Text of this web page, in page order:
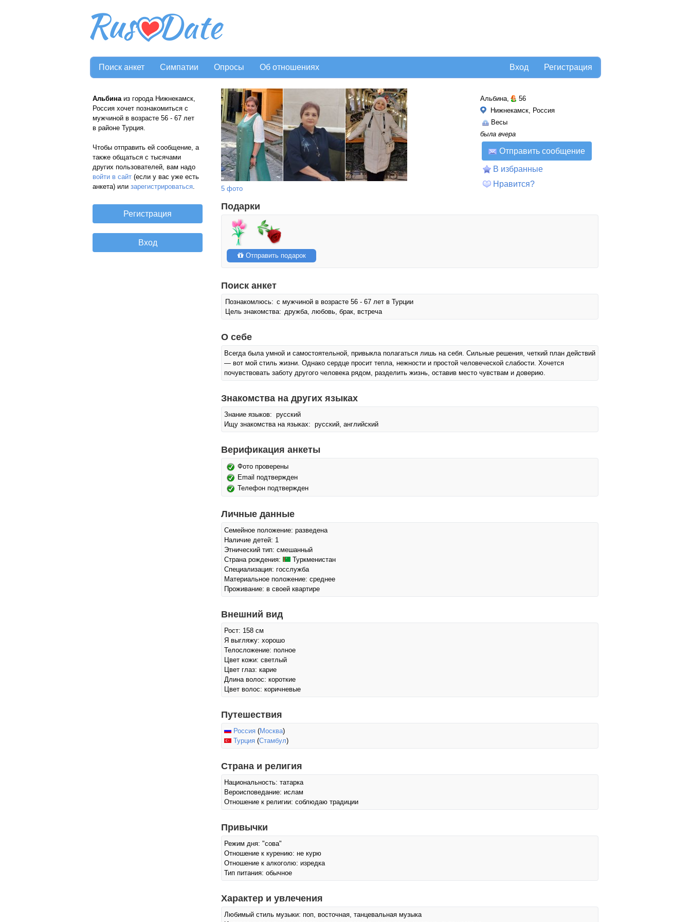
Поиск анкет Симпатии Опросы Об отношениях Регистрация
Вход
Альбинаиз города Нижнекамск,
Россия хочет познакомиться с
мужчиной в возрасте 56 - 67 лет
в районе Турция.
Чтобы отправить ей сообщение, а
также общаться с тысячами
других пользователей, вам надо
войти в сайт (если у вас уже есть
анкета) или зарегистрироваться. 5 фото
Альбина,
56
Нижнекамск, Россия
Весы
была вчера
Отправить сообщение
В избранные
Нравится?
Подарки
Отправить подарок
Поиск анкет
Познакомлюсь: с мужчиной в возрасте 56 - 67 лет в Турции
Цель знакомства: дружба, любовь, брак, встреча
О себе
Всегда была умной и самостоятельной, привыкла полагаться лишь на себя. Сильные решения, четкий план действий
— вот мой стиль жизни. Однако сердце просит тепла, нежности и простой человеческой слабости. Хочется
почувствовать заботу другого человека рядом, разделить жизнь, оставив место чувствам и доверию.
Знакомства на других языках
Знание языков: русский
Ищу знакомства на языках: русский, английский
Верификация анкеты
Фото проверены
Email подтвержден
Телефон подтвержден
Личные данные
Семейное положение: разведена
Наличие детей: 1
Этнический тип: смешанный
Страна рождения:
Туркменистан
Специализация: госслужба
Материальное положение: среднее
Проживание: в своей квартире
Внешний вид
Рост: 158 см
Я выгляжу: хорошо
Телосложение: полное
Цвет кожи: светлый
Цвет глаз: карие
Длина волос: короткие
Цвет волос: коричневые
Путешествия
Россия (Москва)
Турция (Стамбул)
Страна и религия
Национальность: татарка
Вероисповедание: ислам
Отношение к религии: соблюдаю традиции
Привычки
Режим дня: "сова"
Отношение к курению: не курю
Отношение к алкоголю: изредка
Тип питания: обычное
Характер и увлечения
Любимый стиль музыки: поп, восточная, танцевальная музыка